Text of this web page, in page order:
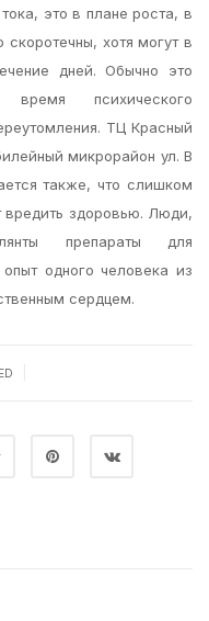
это в плане роста, в
хотя могут в
дней. Обычно это
психического
ТЦ Красный
микрорайон ул. В
также, что слишком
вредить здоровью. Люди,
препараты для
одного человека из
сердцем.